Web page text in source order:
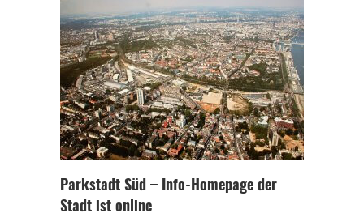
Parkstadt Süd – Info-Homepage der
Stadt ist online